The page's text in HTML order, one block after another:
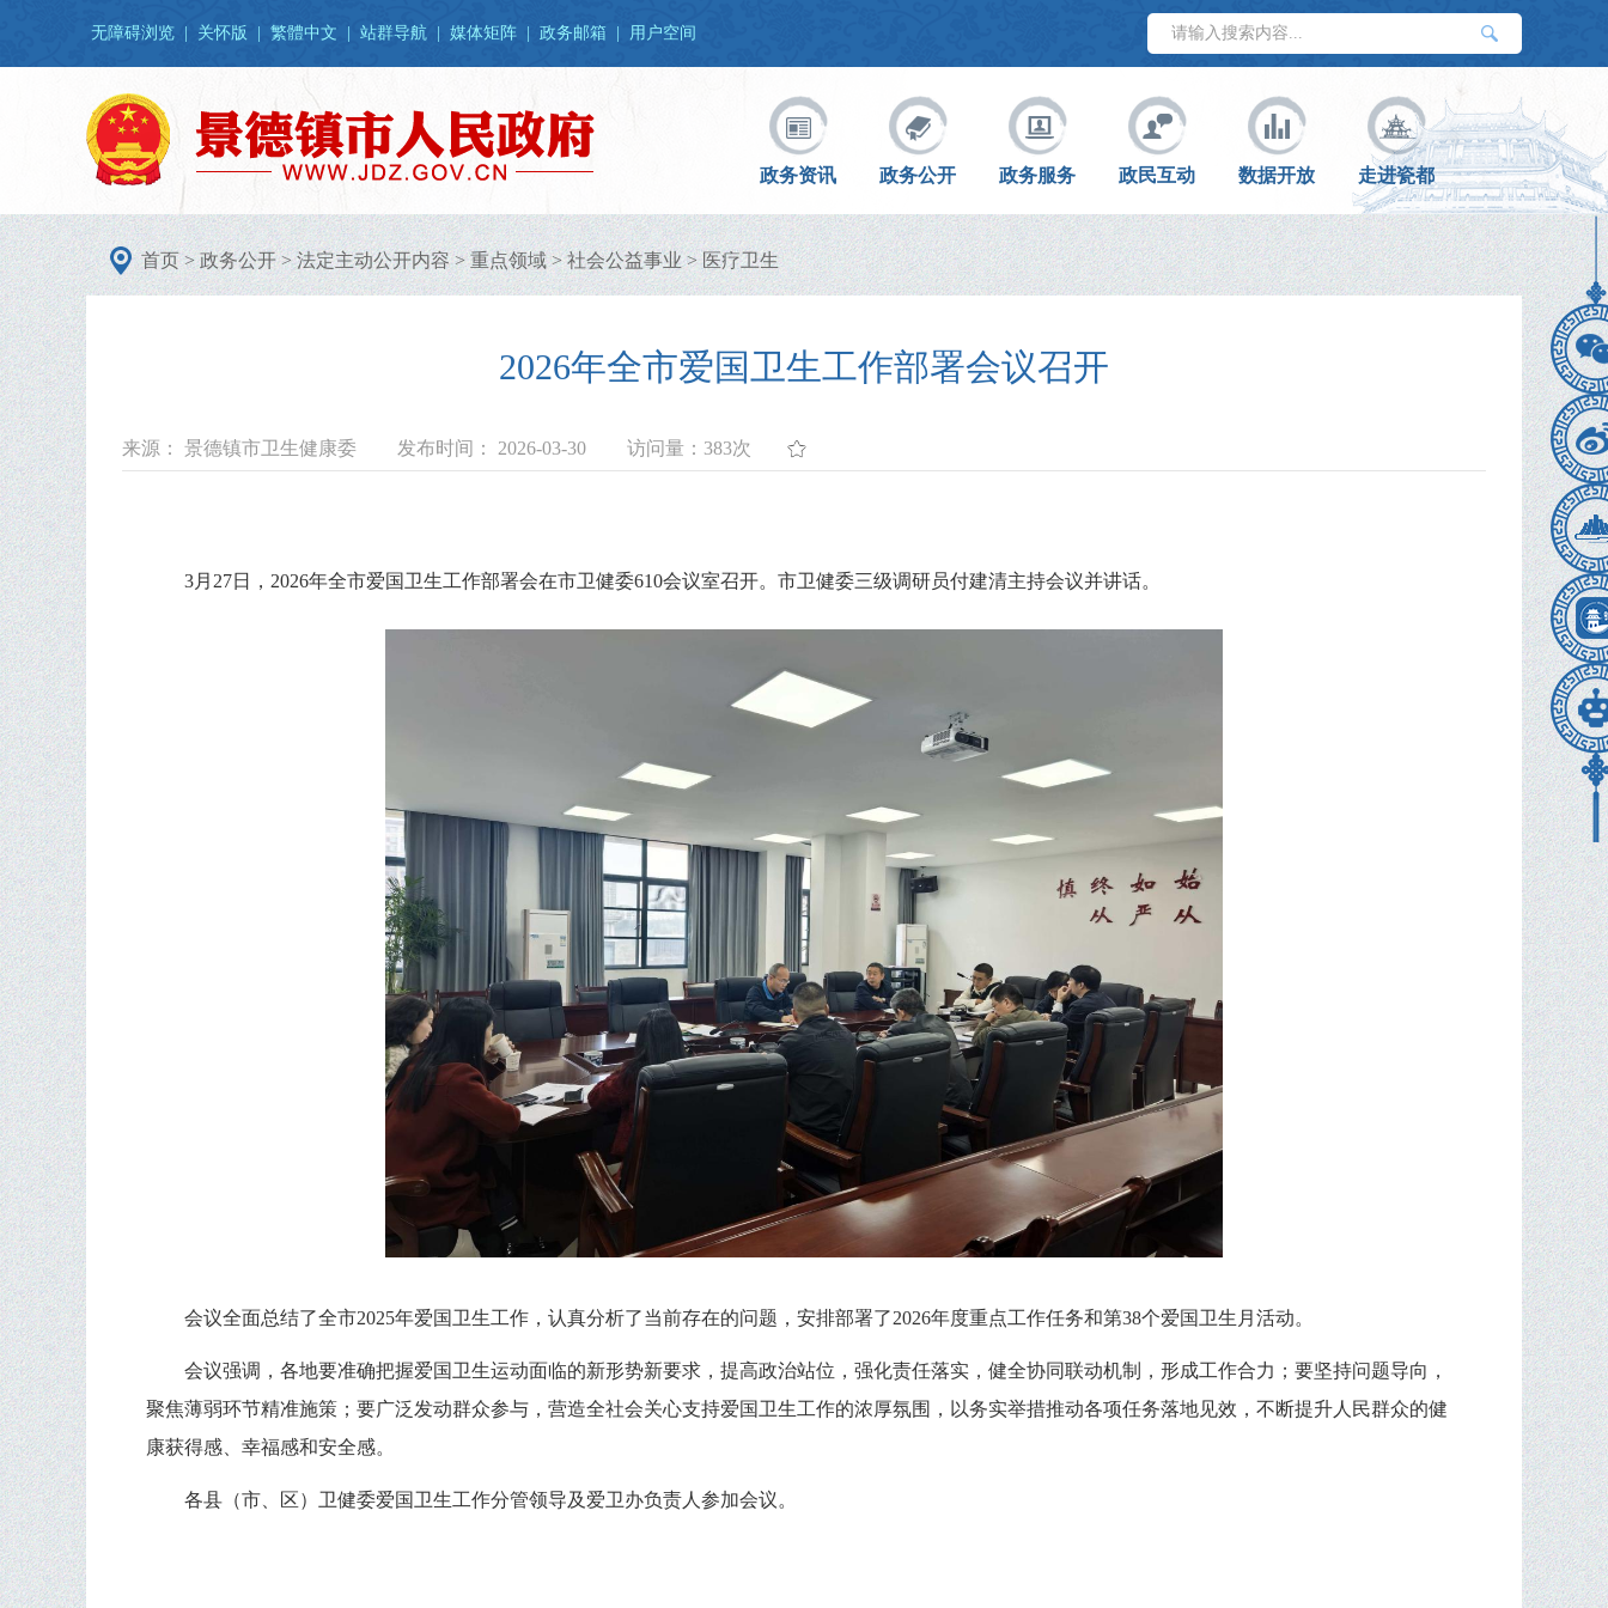
无障碍浏览 关怀版 繁體中文 站群导航 媒体矩阵 政务邮箱 用户空间
政务资讯 政务公开 政务服务 政民互动 数据开放 走进瓷都
首页>政务公开>法定主动公开内容>重点领域>社会公益事业>医疗卫生
2026年全市爱国卫生工作部署会议召开
来源： 景德镇市卫生健康委 发布时间： 2026-03-30 访问量： 383次
3月27日，2026年全市爱国卫生工作部署会在市卫健委610会议室召开。市卫健委三级调研员付建清主持会议并讲话。
会议全面总结了全市2025年爱国卫生工作，认真分析了当前存在的问题，安排部署了2026年度重点工作任务和第38个爱国卫生月活动。
会议强调，各地要准确把握爱国卫生运动面临的新形势新要求，提高政治站位，强化责任落实，健全协同联动机制，形成工作合力；要坚持问题导向，
聚焦薄弱环节精准施策；要广泛发动群众参与，营造全社会关心支持爱国卫生工作的浓厚氛围，以务实举措推动各项任务落地见效，不断提升人民群众的健
康获得感、幸福感和安全感。
各县（市、区）卫健委爱国卫生工作分管领导及爱卫办负责人参加会议。